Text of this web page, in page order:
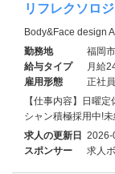
リフレクソロ
Body&Face design
勤務地
福岡
給与タイプ
月給
雇用形態
正社員
【仕事内容】日曜
シャン積極採用中!
求人の更新日 2026-
スポンサー
求人